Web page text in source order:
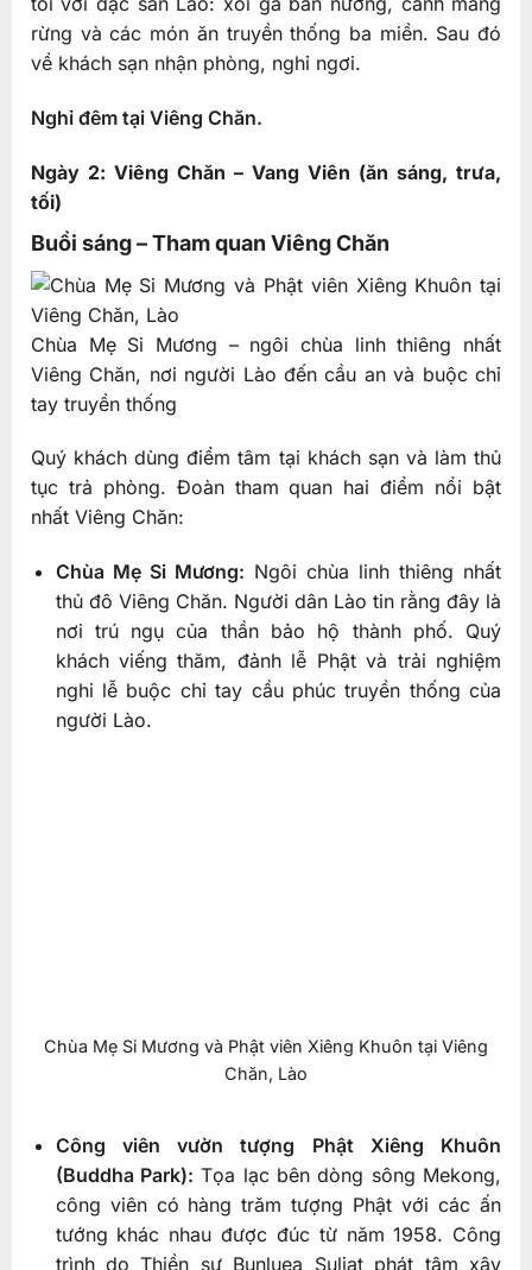
rừng và các món ăn truyền thống ba miền. Sau đó
về khách sạn nhận phòng, nghỉ ngơi.
Nghỉ đêm tại Viêng Chăn.
Ngày 2: Viêng Chăn – Vang Viên (ăn sáng, trưa,
tối)
Buổi sáng – Tham quan Viêng Chăn
Chùa Mẹ Si Mương – ngôi chùa linh thiêng nhất
Viêng Chăn, nơi người Lào đến cầu an và buộc chỉ
tay truyền thống
Quý khách dùng điểm tâm tại khách sạn và làm thủ
tục trả phòng. Đoàn tham quan hai điểm nổi bật
nhất Viêng Chăn:
Chùa Mẹ Si Mương: Ngôi chùa linh thiêng nhất
thủ đô Viêng Chăn. Người dân Lào tin rằng đây là
nơi trú ngụ của thần bảo hộ thành phố. Quý
khách viếng thăm, đảnh lễ Phật và trải nghiệm
nghi lễ buộc chỉ tay cầu phúc truyền thống của
người Lào.
Chùa Mẹ Si Mương và Phật viên Xiêng Khuôn tại Viêng
Chăn, Lào
Công viên vườn tượng Phật Xiêng Khuôn
(Buddha Park): Tọa lạc bên dòng sông Mekong,
công viên có hàng trăm tượng Phật với các ấn
tướng khác nhau được đúc từ năm 1958. Công
trình do Thiền sư Bunluea Suliat phát tâm xây